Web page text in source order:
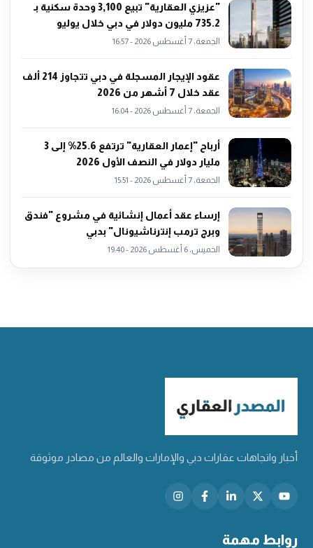
"عزيزي العقارية" تبيع 3,100 وحدة سكنية بـ
735.2 مليون دولار في دبي خلال يوليو
الجمعة، 7 أغسطس 2026 - 16:57
عقود الإيجار المسجلة في دبي تتجاوز 214 ألف
عقد خلال 7 أشهر من 2026
الجمعة، 7 أغسطس 2026 - 16:04
أرباح "إعمار العقارية" ترتفع 25.6% إلى 3
مليار دولار في النصف الأول 2026
الجمعة، 7 أغسطس 2026 - 15:51
إرساء عقد أعمال إنشائية في مشروع "فندق
وبرج ترمب إنترناشيونال" بدبي
الخميس، 6 أغسطس 2026 - 19:40
أخبار واتجاهات عقارات دبي والإمارات والعالم من مصادر موثوقة
روابط مهمة